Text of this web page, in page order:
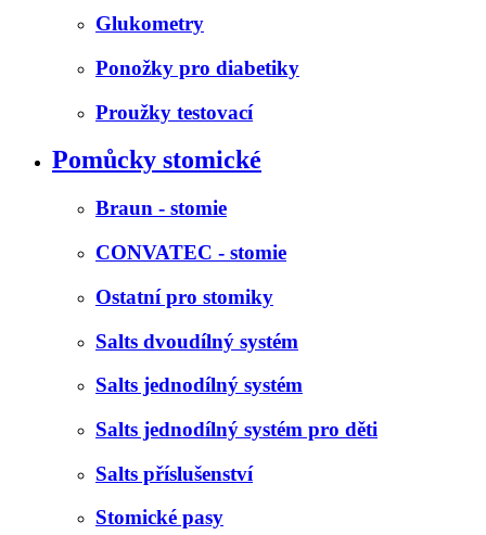
Glukometry
Ponožky pro diabetiky
Proužky testovací
Pomůcky stomické
Braun - stomie
CONVATEC - stomie
Ostatní pro stomiky
Salts dvoudílný systém
Salts jednodílný systém
Salts jednodílný systém pro děti
Salts příslušenství
Stomické pasy